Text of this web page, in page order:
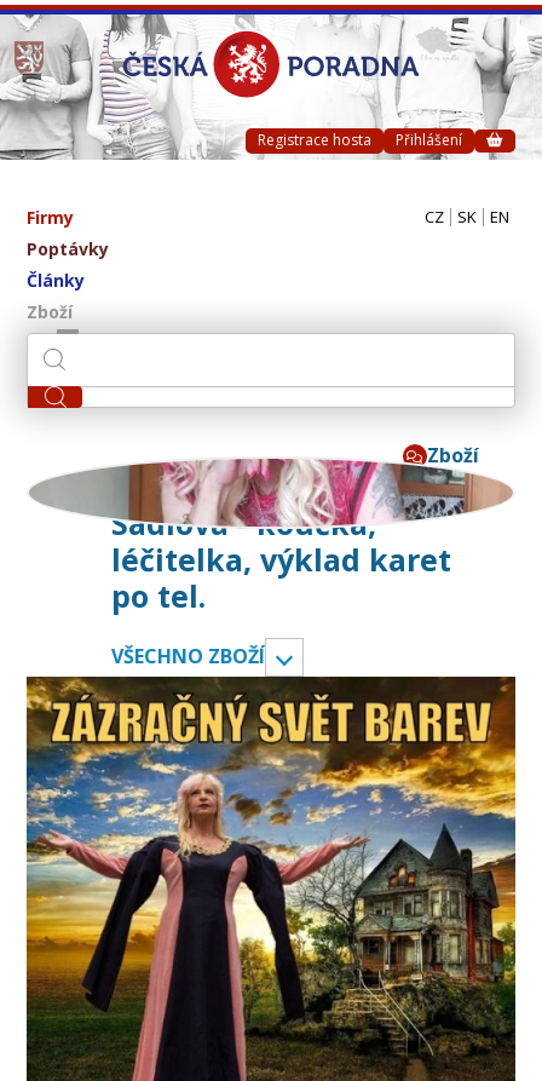
Registrace hosta Přihlášení
Firmy
Poptávky
Články
Zboží
CZ SK EN
Zboží
Ivana Regina Kupcová
Sádlová - koučka,
léčitelka, výklad karet
po tel.
VŠECHNO ZBOŽÍ